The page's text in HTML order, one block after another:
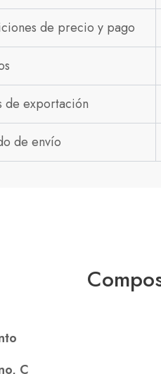
de precio y pago
de exportación
de envío
C